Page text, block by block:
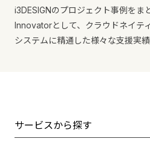
i3DESIGNのプロジェクト事例をま
Innovatorとして、クラウドネイテ
システムに精通した様々な支援実績
サービスから探す